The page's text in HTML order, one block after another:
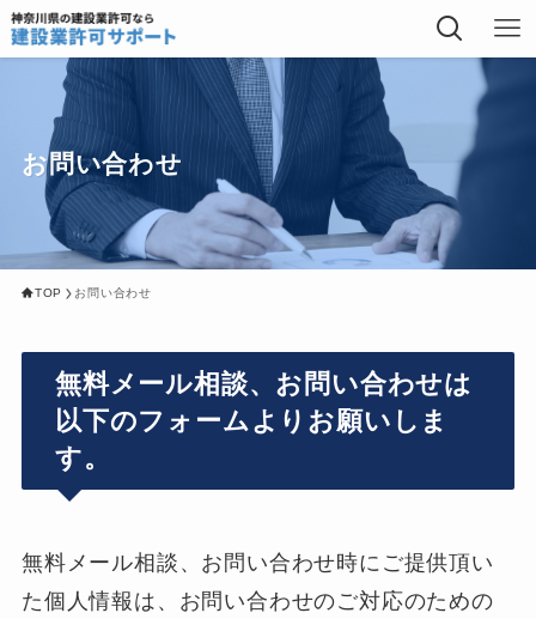
お問い合わせ
TOP お問い合わせ
無料メール相談、お問い合わせは
以下のフォームよりお願いしま
す。
無料メール相談、お問い合わせ時にご提供頂い
た個人情報は、お問い合わせのご対応のための